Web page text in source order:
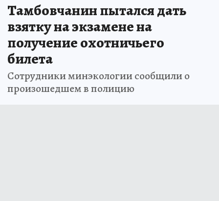
Тамбовчанин пытался дать
взятку на экзамене на
получение охотничьего
билета
Сотрудники минэкологии сообщили о
произошедшем в полицию